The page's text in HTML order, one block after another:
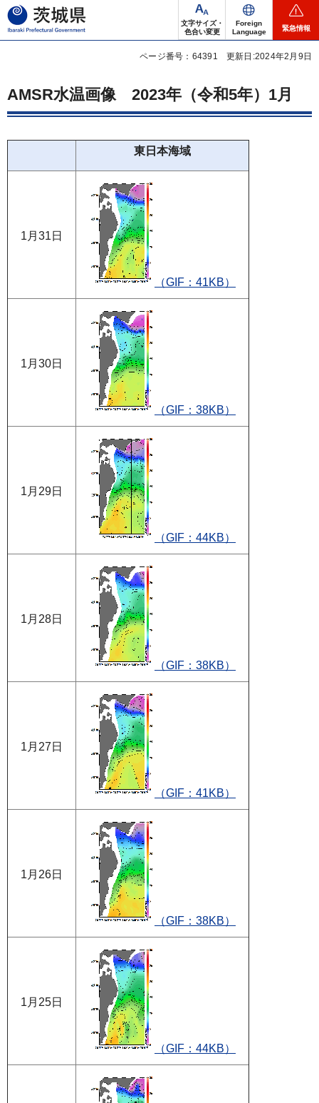
茨城県
文字サイズ・
色合い変更
Foreign
Language
緊急情報
ページ番号：64391 更新日:2024年2月9日
AMSR水温画像 2023年 （令和5年）1月
東日本海域
1月31日
（GIF：41KB）
1月30日
（GIF：38KB）
1月29日
（GIF：44KB）
1月28日
（GIF：38KB）
1月27日
（GIF：41KB）
1月26日
（GIF：38KB）
1月25日
（GIF：44KB）